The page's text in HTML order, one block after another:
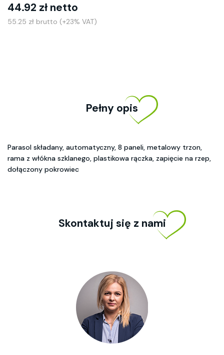
44.92 zł netto
55.25 zł brutto (+23% VAT)
Pełny opis
Parasol składany, automatyczny, 8 paneli, metalowy trzon,
rama z włókna szklanego, plastikowa rączka, zapięcie na rzep,
dołączony pokrowiec
Skontaktuj się z nami